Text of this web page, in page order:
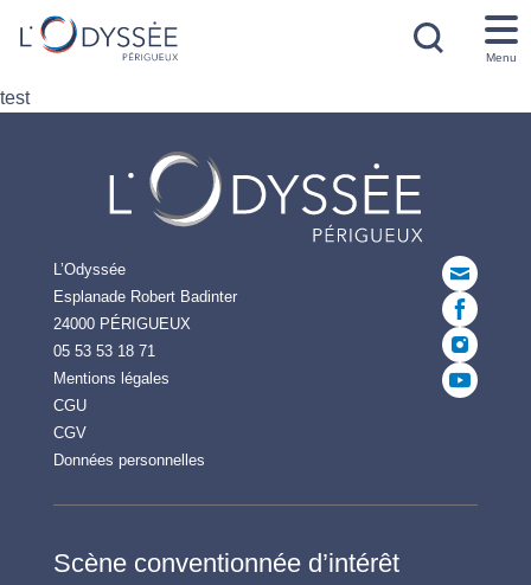
Menu
test
L’Odyssée
Esplanade Robert Badinter
24000 PÉRIGUEUX
05 53 53 18 71
Mentions légales
CGU
CGV
Données personnelles
Scène conventionnée d’intérêt